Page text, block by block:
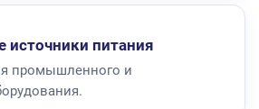
питания
промышленного и